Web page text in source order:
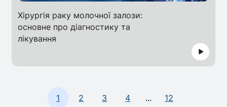
Хірургія раку молочної залози:
основне про діагностику та
лікування
1 2 3 4 ... 12